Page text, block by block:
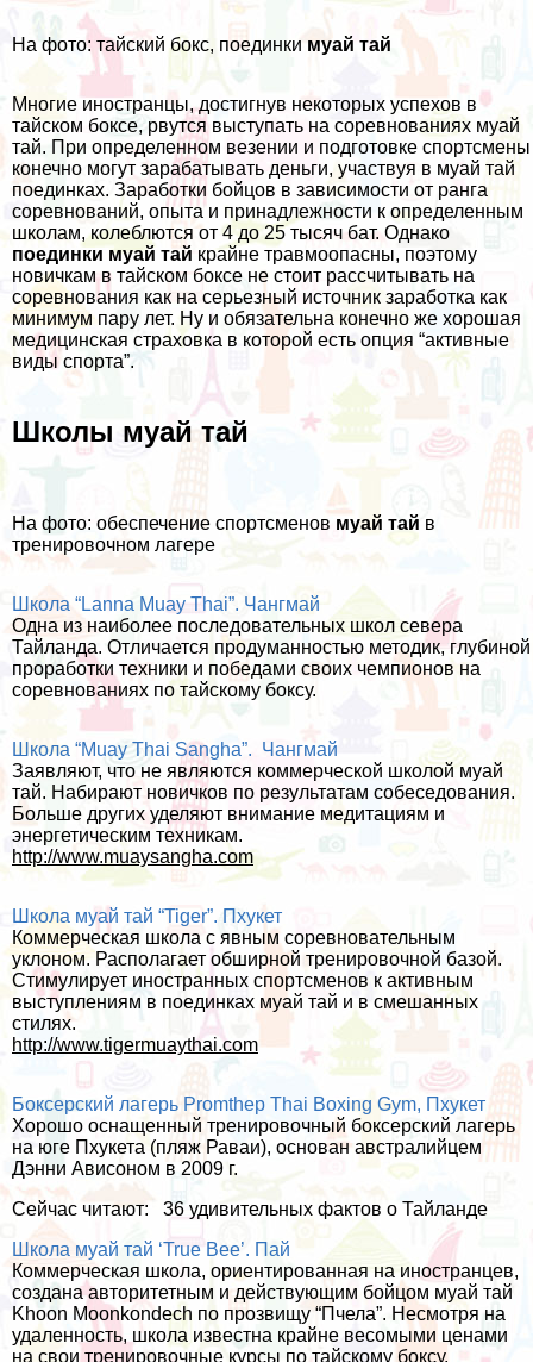
На фото: тайский бокс, поединки муай тай
Многие иностранцы, достигнув некоторых успехов в
тайском боксе, рвутся выступать на соревнованиях муай
тай. При определенном везении и подготовке спортсмены
конечно могут зарабатывать деньги, участвуя в муай тай
поединках. Заработки бойцов в зависимости от ранга
соревнований, опыта и принадлежности к определенным
школам, колеблются от 4 до 25 тысяч бат. Однако
поединки муай тай крайне травмоопасны, поэтому
новичкам в тайском боксе не стоит рассчитывать на
соревнования как на серьезный источник заработка как
минимум пару лет. Ну и обязательна конечно же хорошая
медицинская страховка в которой есть опция “активные
виды спорта”.
Школы муай тай
На фото: обеспечение спортсменов муай тай в
тренировочном лагере
Школа “Lanna Muay Thai”. Чангмай
Одна из наиболее последовательных школ севера
Тайланда. Отличается продуманностью методик, глубиной
проработки техники и победами своих чемпионов на
соревнованиях по тайскому боксу.
Школа “Muay Thai Sangha”. Чангмай
Заявляют, что не являются коммерческой школой муай
тай. Набирают новичков по результатам собеседования.
Больше других уделяют внимание медитациям и
энергетическим техникам.
http://www.muaysangha.com
Школа муай тай “Tiger”. Пхукет
Коммерческая школа с явным соревновательным
уклоном. Располагает обширной тренировочной базой.
Стимулирует иностранных спортсменов к активным
выступлениям в поединках муай тай и в смешанных
стилях.
http://www.tigermuaythai.com
Боксерский лагерь Promthep Thai Boxing Gym, Пхукет
Хорошо оснащенный тренировочный боксерский лагерь
на юге Пхукета (пляж Раваи), основан австралийцем
Дэнни Ависоном в 2009 г.
Сейчас читают:
36 удивительных фактов о Тайланде
Школа муай тай ‘True Bee’. Пай
Коммерческая школа, ориентированная на иностранцев,
создана авторитетным и действующим бойцом муай тай
Khoon Moonkondech по прозвищу “Пчела”. Несмотря на
удаленность, школа известна крайне весомыми ценами
на свои тренировочные курсы по тайскому боксу.